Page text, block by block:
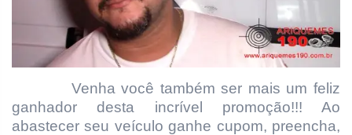
Venha você também ser mais um feliz
ganhador desta incrível promoção!!! Ao
abastecer seu veículo ganhe cupom, preencha,